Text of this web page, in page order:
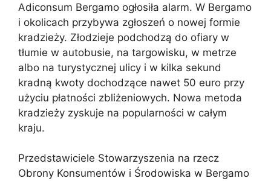
Adiconsum Bergamo ogłosiła alarm. W Bergamo
i okolicach przybywa zgłoszeń o nowej formie
kradzieży. Złodzieje podchodzą do ofiary w
tłumie w autobusie, na targowisku, w metrze
albo na turystycznej ulicy i w kilka sekund
kradną kwoty dochodzące nawet 50 euro przy
użyciu płatności zbliżeniowych. Nowa metoda
kradzieży zyskuje na popularności w całym
kraju.
Przedstawiciele Stowarzyszenia na rzecz
Obrony Konsumentów i Środowiska w Bergamo